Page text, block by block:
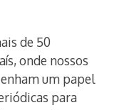
de 50
onde nossos
um papel
para